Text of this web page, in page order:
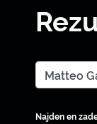
Najden en